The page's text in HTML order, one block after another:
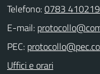
Telefono:0783 410219
E-mail:
PEC:
Uffici e orari